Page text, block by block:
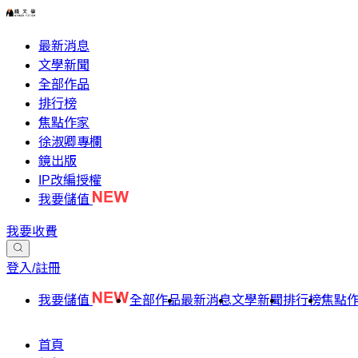
最新消息
文學新聞
全部作品
排行榜
焦點作家
徐淑卿專欄
鏡出版
IP改編授權
我要儲值
我要收費
登入/註冊
我要儲值 全部作品最新消息文學新聞排行榜焦點
首頁